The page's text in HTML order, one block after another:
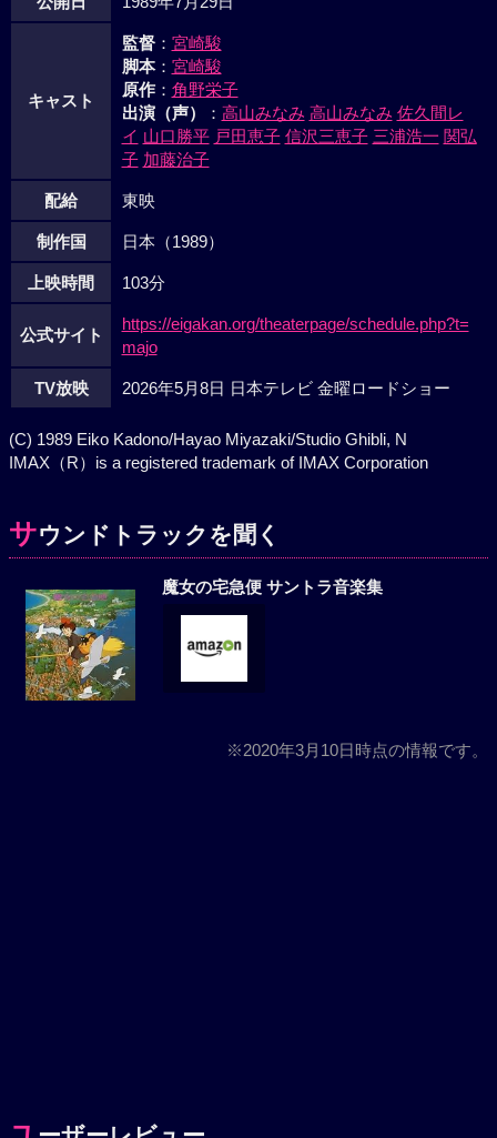
キャスト
監督： 宮崎駿
脚本： 宮崎駿
原作： 角野栄子
出演（声）
： 高山みなみ 高山みなみ 佐久間レ
イ 山口勝平 戸田恵子 信沢三恵子 三浦浩一 関弘
子 加藤治子
配給 東映
制作国 日本（1989）
上映時間 103分
公式サイト
https://eigakan.org/theaterpage/schedule.php?t=
majo
TV放映 2026年5月8日 日本テレビ 金曜ロードショー
(C) 1989 Eiko Kadono/Hayao Miyazaki/Studio Ghibli, N
IMAX（R）is a registered trademark of IMAX Corporation
サウンドトラックを聞く
魔女の宅急便 サントラ音楽集
※2020年3月10日時点の情報です。